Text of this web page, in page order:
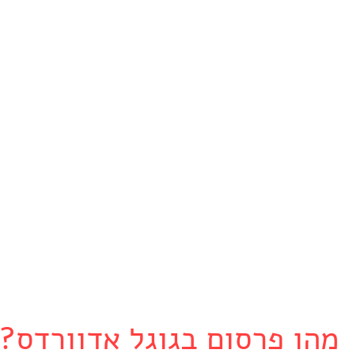
מהו פרסום בגוגל אדוורדס?